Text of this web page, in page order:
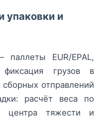
упаковки и
EUR/EPAL,
грузов в
сборных отправлений
расчёт веса по
центра тяжести и